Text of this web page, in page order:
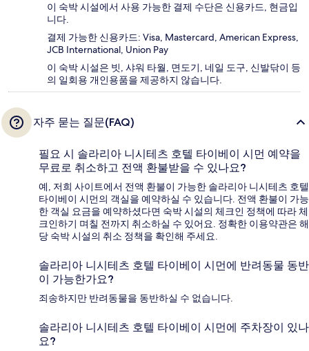
이 숙박 시설에서 사용 가능한 결제 수단은 신용카드, 현금입
니다.
결제 가능한 신용카드: Visa, Mastercard, American Express,
JCB International, Union Pay
이 숙박 시설은 빗, 샤워 타월, 면도기, 네일 도구, 신발닦이 등
의 일회용 개인용품을 제공하지 않습니다.
자주 묻는 질문(FAQ)
필요 시 솔라리아 니시테츠 호텔 타이베이 시먼 예약을
무료로 취소하고 전액 환불받을 수 있나요?
예, 저희 사이트에서 전액 환불이 가능한 솔라리아 니시테츠 호텔
타이베이 시먼의 객실을 예약하실 수 있습니다. 전액 환불이 가능
한 객실 요금을 예약하셨다면 숙박 시설의 체크인 정책에 따라 체
크인하기 며칠 전까지 취소하실 수 있어요. 정확한 이용약관은 해
당 숙박 시설의 취소 정책을 확인해 주세요.
솔라리아 니시테츠 호텔 타이베이 시먼에 반려동물 동반
이 가능한가요?
죄송하지만 반려동물을 동반하실 수 없습니다.
솔라리아 니시테츠 호텔 타이베이 시먼에 주차장이 있나
요?